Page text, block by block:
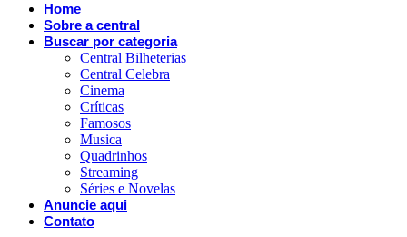
Home
Sobre a central
Buscar por categoria
Central Bilheterias
Central Celebra
Cinema
Críticas
Famosos
Musica
Quadrinhos
Streaming
Séries e Novelas
Anuncie aqui
Contato